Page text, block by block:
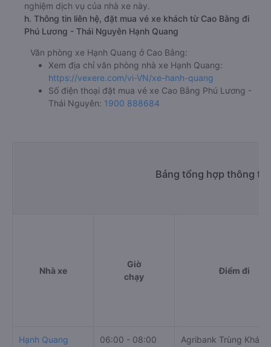
nghiệm dịch vụ của nhà xe này.
h. Thông tin liên hệ, đặt mua vé xe khách từ Cao Bằng đi
Phú Lương - Thái Nguyên Hạnh Quang
Văn phòng xe Hạnh Quang ở Cao Bằng:
Xem địa chỉ văn phòng nhà xe Hạnh Quang:
https://vexere.com/vi-VN/xe-hanh-quang
Số điện thoại đặt mua vé xe Cao Bằng Phú Lương -
Thái Nguyên: 1900 888684
Bảng tổng hợp thông
Nhà xe
Giờ
chạy
Điểm đi
Hạnh Quang 06:00 - 08:00 Agribank Trùng Khánh